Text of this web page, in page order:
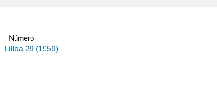
Número
Lilloa 29 (1959)